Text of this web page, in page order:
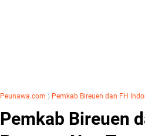
Peunawa.com 〉 Pemkab Bireuen dan FH
Pemkab Bireuen